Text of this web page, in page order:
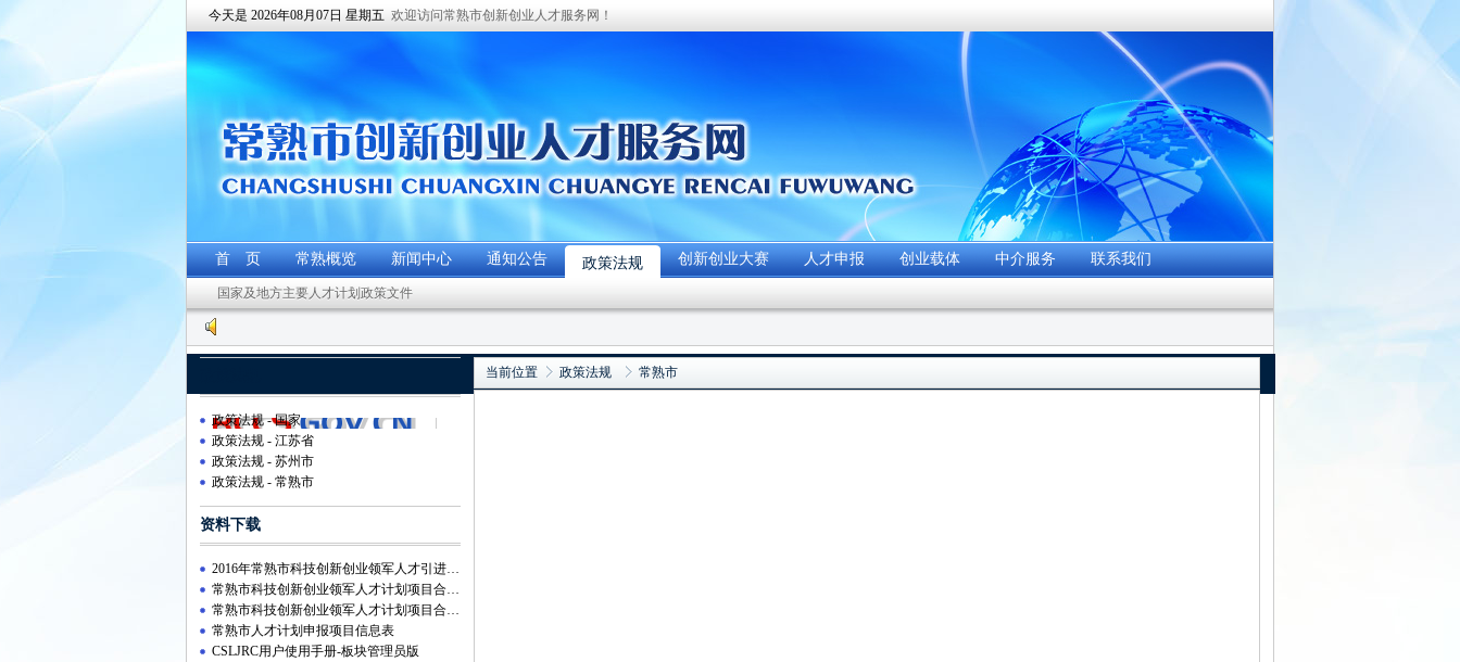
今天是 2026年08月07日 星期五 欢迎访问常熟市创新创业人才服务网！
首 页 常熟概览 新闻中心 通知公告 政策法规 创新创业大赛 人才申报 创业载体 中介服务 联系我们
国家及地方主要人才计划政策文件
政策法规 - 国家
政策法规 - 江苏省
政策法规 - 苏州市
政策法规 - 常熟市
资料下载
2016年常熟市科技创新创业领军人才引进计划附件资料下载
常熟市科技创新创业领军人才计划项目合同【创新类】
常熟市科技创新创业领军人才计划项目合同【创业类】
常熟市人才计划申报项目信息表
CSLJRC用户使用手册-板块管理员版
当前位置 政策法规 常熟市